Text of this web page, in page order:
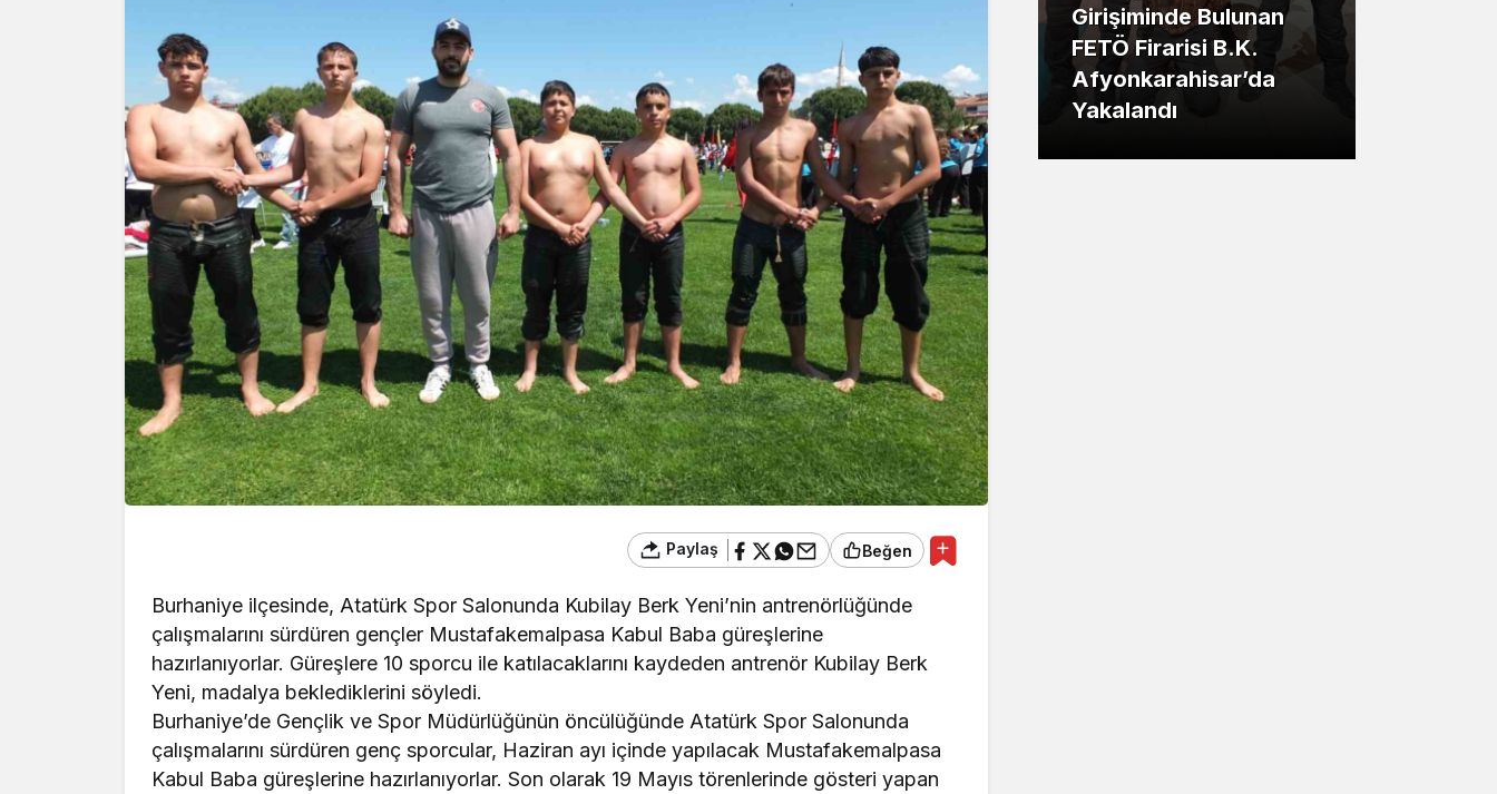
Paylaş Beğen
Burhaniye ilçesinde, Atatürk Spor Salonunda Kubilay Berk Yeni’nin antrenörlüğünde
çalışmalarını sürdüren gençler Mustafakemalpasa Kabul Baba güreşlerine
hazırlanıyorlar. Güreşlere 10 sporcu ile katılacaklarını kaydeden antrenör Kubilay Berk
Yeni, madalya beklediklerini söyledi.
Burhaniye’de Gençlik ve Spor Müdürlüğünün öncülüğünde Atatürk Spor Salonunda
çalışmalarını sürdüren genç sporcular, Haziran ayı içinde yapılacak Mustafakemalpasa
Kabul Baba güreşlerine hazırlanıyorlar. Son olarak 19 Mayıs törenlerinde gösteri yapan
AKDENİZ, BİR AÇIK
HAVA HAZİNESİ
Girişiminde Bulunan
FETÖ Firarisi B.K.
Afyonkarahisar’da
Yakalandı